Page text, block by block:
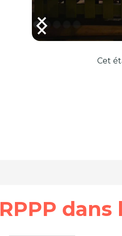
Cet
RPPP